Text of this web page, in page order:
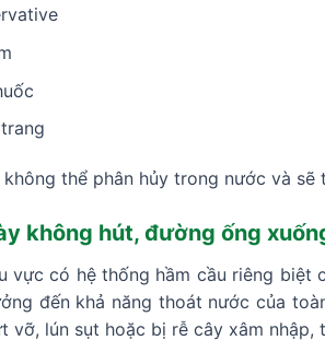
thể phân hủy trong nước và
không hút, đường ống
vực có hệ thống hầm cầu riêng
đến khả năng thoát nước của
vỡ, lún sụt hoặc bị rễ cây xâm